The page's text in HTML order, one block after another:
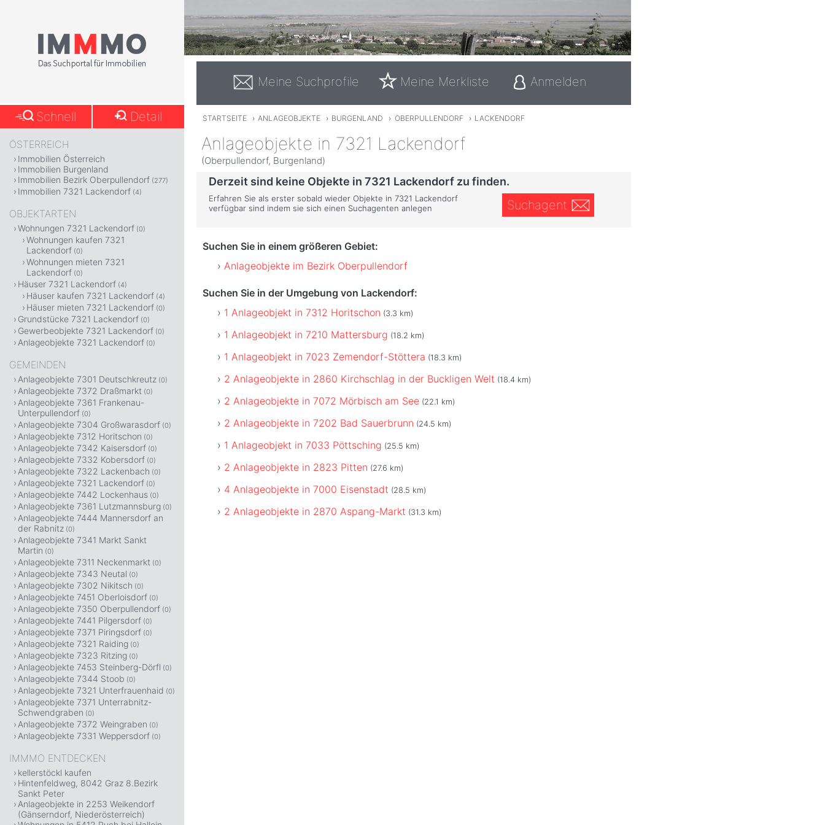
Meine Suchprofile Meine Merkliste Anmelden
STARTSEITE › ANLAGEOBJEKTE › BURGENLAND › OBERPULLENDORF › LACKENDORF
Anlageobjekte in 7321 Lackendorf
(Oberpullendorf, Burgenland)
Derzeit sind keine Objekte in 7321 Lackendorf zu finden.
Erfahren Sie als erster sobald wieder Objekte in 7321 Lackendorf
verfügbar sind indem sie sich einen Suchagenten anlegen
Suchagent
Suchen Sie in einem größeren Gebiet:
Anlageobjekte im Bezirk Oberpullendorf
Suchen Sie in der Umgebung von Lackendorf:
1 Anlageobjekt in 7312 Horitschon (3.3 km)
1 Anlageobjekt in 7210 Mattersburg (18.2 km)
1 Anlageobjekt in 7023 Zemendorf-Stöttera (18.3 km)
2 Anlageobjekte in 2860 Kirchschlag in der Buckligen Welt (18.4 km)
2 Anlageobjekte in 7072 Mörbisch am See (22.1 km)
2 Anlageobjekte in 7202 Bad Sauerbrunn (24.5 km)
1 Anlageobjekt in 7033 Pöttsching (25.5 km)
2 Anlageobjekte in 2823 Pitten (27.6 km)
4 Anlageobjekte in 7000 Eisenstadt (28.5 km)
2 Anlageobjekte in 2870 Aspang-Markt (31.3 km)
Schnell Detail
ÖSTERREICH
Immobilien Österreich
Immobilien Burgenland
Immobilien Bezirk Oberpullendorf (277)
Immobilien 7321 Lackendorf (4)
OBJEKTARTEN
Wohnungen 7321 Lackendorf (0)
Wohnungen kaufen 7321
Lackendorf (0)
Wohnungen mieten 7321
Lackendorf (0)
Häuser 7321 Lackendorf (4)
Häuser kaufen 7321 Lackendorf (4)
Häuser mieten 7321 Lackendorf (0)
Grundstücke 7321 Lackendorf (0)
Gewerbeobjekte 7321 Lackendorf (0)
Anlageobjekte 7321 Lackendorf (0)
GEMEINDEN
Anlageobjekte 7301 Deutschkreutz (0)
Anlageobjekte 7372 Draßmarkt (0)
Anlageobjekte 7361 Frankenau-
Unterpullendorf (0)
Anlageobjekte 7304 Großwarasdorf (0)
Anlageobjekte 7312 Horitschon (0)
Anlageobjekte 7342 Kaisersdorf (0)
Anlageobjekte 7332 Kobersdorf (0)
Anlageobjekte 7322 Lackenbach (0)
Anlageobjekte 7321 Lackendorf (0)
Anlageobjekte 7442 Lockenhaus (0)
Anlageobjekte 7361 Lutzmannsburg (0)
Anlageobjekte 7444 Mannersdorf an
der Rabnitz (0)
Anlageobjekte 7341 Markt Sankt
Martin (0)
Anlageobjekte 7311 Neckenmarkt (0)
Anlageobjekte 7343 Neutal (0)
Anlageobjekte 7302 Nikitsch (0)
Anlageobjekte 7451 Oberloisdorf (0)
Anlageobjekte 7350 Oberpullendorf (0)
Anlageobjekte 7441 Pilgersdorf (0)
Anlageobjekte 7371 Piringsdorf (0)
Anlageobjekte 7321 Raiding (0)
Anlageobjekte 7323 Ritzing (0)
Anlageobjekte 7453 Steinberg-Dörfl (0)
Anlageobjekte 7344 Stoob (0)
Anlageobjekte 7321 Unterfrauenhaid (0)
Anlageobjekte 7371 Unterrabnitz-
Schwendgraben (0)
Anlageobjekte 7372 Weingraben (0)
Anlageobjekte 7331 Weppersdorf (0)
IMMMO ENTDECKEN
kellerstöckl kaufen
Hintenfeldweg, 8042 Graz 8.Bezirk
Sankt Peter
Anlageobjekte in 2253 Weikendorf
(Gänserndorf, Niederösterreich)